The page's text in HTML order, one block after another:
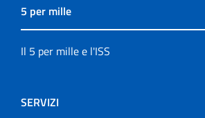
5 per mille
Il 5 per mille e l'ISS
SERVIZI